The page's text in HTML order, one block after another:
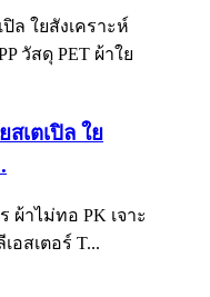
สเตเปิล ใย
ผ้าไม่ทอ PK เจาะ
อสเตอร์ T...